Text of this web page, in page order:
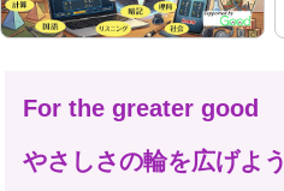
For the greater good
やさしさの輪を広げよう